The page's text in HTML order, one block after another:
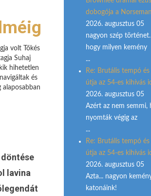
volt Tőkés
Suhaj
hihetetlen
és
alaposabban
lavina
dobogója a
2026. augusztus 05
nagyon szép
hogy milyen kemény
...
Re: Brutális tempó
útja az 54-es kihívás
2026. augusztus 05
Azért az nem
nyomták végig az
...
Re: Brutális tempó
útja az 54-es kihívás
2026. augusztus 05
Azta... nagyon
katonáink!